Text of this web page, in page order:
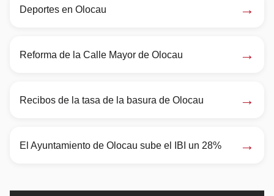
Deportes en Olocau →
Reforma de la Calle Mayor de Olocau →
Recibos de la tasa de la basura de Olocau →
El Ayuntamiento de Olocau sube el IBI un 28% →